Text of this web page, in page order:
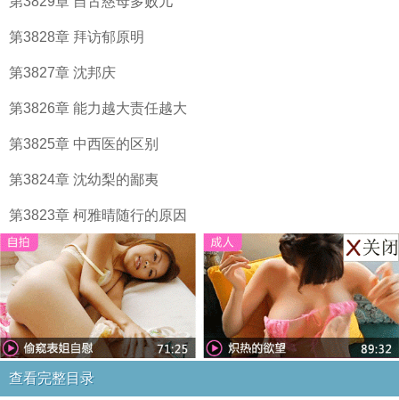
第3828章 拜访郁原明
第3827章 沈邦庆
第3826章 能力越大责任越大
第3825章 中西医的区别
第3824章 沈幼梨的鄙夷
第3823章 柯雅晴随行的原因
查看完整目录